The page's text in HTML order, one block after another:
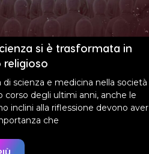
si è trasformata in
di scienza e medicina nella società
corso degli ultimi anni, anche le
inclini alla riflessione devono aver
che